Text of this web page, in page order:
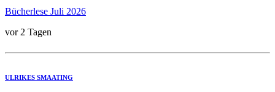
Bücherlese Juli 2026
vor 2 Tagen
ULRIKES SMAATING